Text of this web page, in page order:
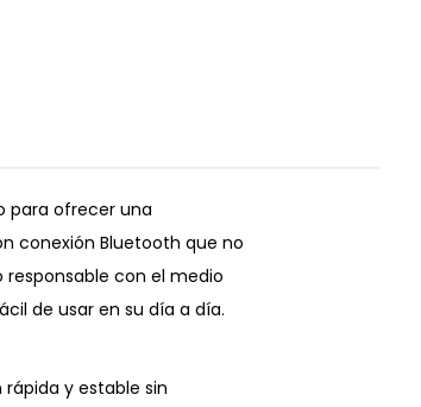
para ofrecer una
conexión Bluetooth que no
con el medio
de usar en su día a día.
y estable sin